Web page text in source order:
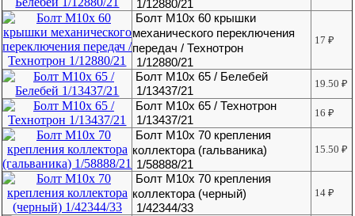
1/12880/21
Болт М10х 60 крышки
механического переключения
передач / Технотрон
1/12880/21
17₽
Болт М10х 65 / Белебей
1/13437/21
19.50₽
Болт М10х 65 / Технотрон
1/13437/21
16₽
Болт М10х 70 крепления
коллектора (гальваника)
1/58888/21
15.50₽
Болт М10х 70 крепления
коллектора (черный)
1/42344/33
14₽